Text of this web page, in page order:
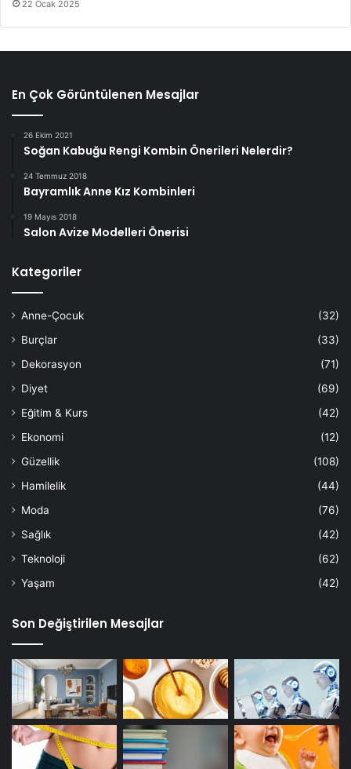
22 Ocak 2025
En Çok Görüntülenen Mesajlar
26 Ekim 2021
Soğan Kabuğu Rengi Kombin Önerileri Nelerdir?
24 Temmuz 2018
Bayramlık Anne Kız Kombinleri
19 Mayıs 2018
Salon Avize Modelleri Önerisi
Kategoriler
Anne-Çocuk
(32)
Burçlar
(33)
Dekorasyon
(71)
Diyet
(69)
Eğitim & Kurs
(42)
Ekonomi
(12)
Güzellik
(108)
Hamilelik
(44)
Moda
(76)
Sağlık
(42)
Teknoloji
(62)
Yaşam
(42)
Son Değiştirilen Mesajlar